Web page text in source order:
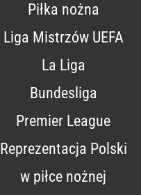
Piłka nożna
Liga Mistrzów UEFA
La Liga
Bundesliga
Premier League
Reprezentacja Polski
w piłce nożnej